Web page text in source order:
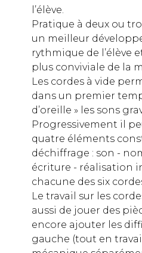
l’élève.
Pratique à deux ou
un meilleur
rythmique de l’élève
plus conviviale de la
Les cordes à vide
dans un premier
d’oreille » les sons
Progressivement il
quatre éléments
déchiffrage : son -
écriture - réalisation
chacune des six
Le travail sur les
aussi de jouer des
encore ajouter les
gauche (tout en